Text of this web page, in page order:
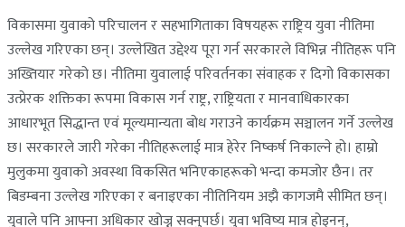
विकासमा युवाको परिचालन र सहभागिताका विषयहरू राष्ट्रिय युवा नीतिमा
उल्लेख गरिएका छन्। उल्लेखित उद्देश्य पूरा गर्न सरकारले विभिन्न नीतिहरू पनि
अख्तियार गरेको छ। नीतिमा युवालाई परिवर्तनका संवाहक र दिगो विकासका
उत्प्रेरक शक्तिका रूपमा विकास गर्न राष्ट्र, राष्ट्रियता र मानवाधिकारका
आधारभूत सिद्धान्त एवं मूल्यमान्यता बोध गराउने कार्यक्रम सञ्चालन गर्ने उल्लेख
छ। सरकारले जारी गरेका नीतिहरूलाई मात्र हेरेर निष्कर्ष निकाल्ने हो। हाम्रो
मुलुकमा युवाको अवस्था विकसित भनिएकाहरूको भन्दा कमजोर छैन। तर
बिडम्बना उल्लेख गरिएका र बनाइएका नीतिनियम अझै कागजमै सीमित छन्।
युवाले पनि आफ्ना अधिकार खोज्न सक्नुपर्छ। युवा भविष्य मात्र होइनन्,